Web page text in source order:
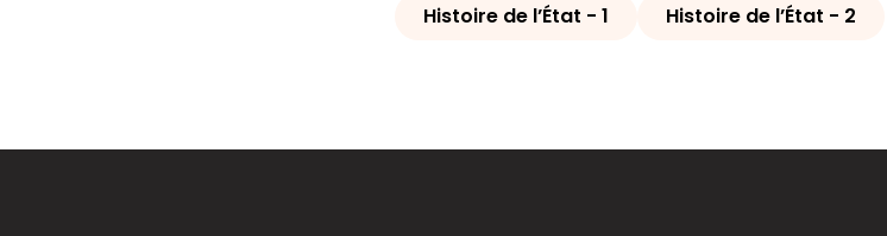
Histoire de l’État - 1 Histoire de l’État - 2